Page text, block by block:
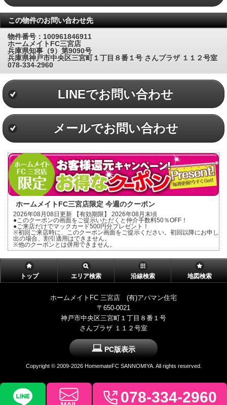
この物件のお問い合わせ先
物件番号：100961846911
ホームメイトFC三宮店
兵庫県知事（9）第9090号
兵庫県神戸市中央区三宮町１丁目８番１号 さんプラザ １１２号室
078-334-2960
LINEでお問い合わせ
メールでお問い合わせ
ホームメイトFC三宮店限定 今週のクーポン
2026年08月08日更新 【有効期限】 2026年08月末頃
●このクーポンの画面をご提示いただくと仲介手数料50％OFF！
●ご来店だけでマックカード500円分プレゼント！
※初回ご来店時に、このクーポン画面をご提示ください。初回以降にお申し
出の場合、割引適用はできません。
※他のクーポンとは併用できません。
トップ エリア検索 沿線検索 地図検索
ホームメイトFC 三宮店 (有)アパマン住宅
〒650-0021
神戸市中央区三宮町１丁目８番１号
さんプラザ １１２号室
078-334-2960
PC版表示
Copyright © 2009-2026 HomemateFC SANNOMIYA. All rights reserved.